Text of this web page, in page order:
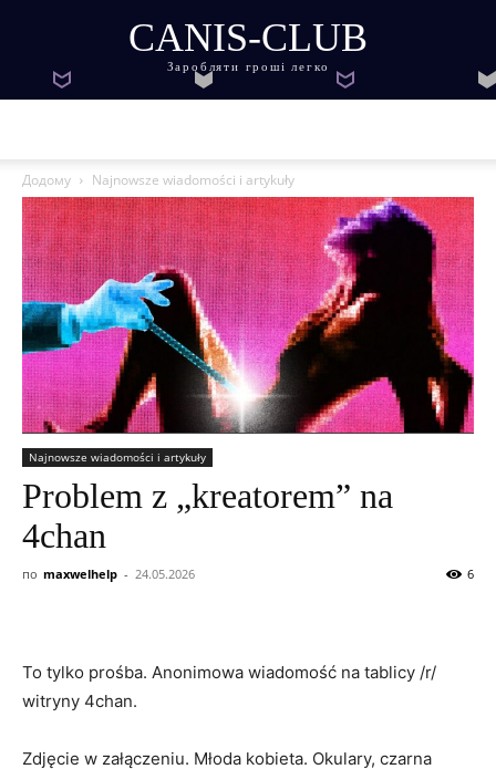
CANIS-CLUB
Заробляти гроші легко
Додому Najnowsze wiadomości i artykuły
Najnowsze wiadomości i artykuły
Problem z „kreatorem” na
4chan
по maxwelhelp - 24.05.2026 6
To tylko prośba. Anonimowa wiadomość na tablicy /r/
witryny 4chan.
Zdjęcie w załączeniu. Młoda kobieta. Okulary, czarna